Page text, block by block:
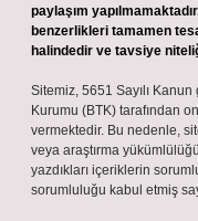
paylaşım
benzerlikleri tamamen
halindedir ve tavsiye
Sitemiz, 5651 Sayılı
Kurumu (BTK) tarafından
vermektedir. Bu nedenle,
veya araştırma
yazdıkları içeriklerin
sorumluluğu kabul etmiş